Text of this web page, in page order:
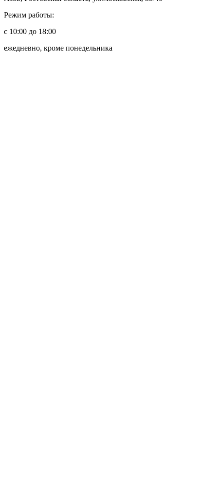
Режим работы:
с 10:00 до 18:00
ежедневно, кроме понедельника